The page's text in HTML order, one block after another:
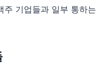
주 기업들과 일부 통하는